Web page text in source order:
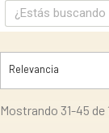
Relevancia
Mostrando 31-45 de